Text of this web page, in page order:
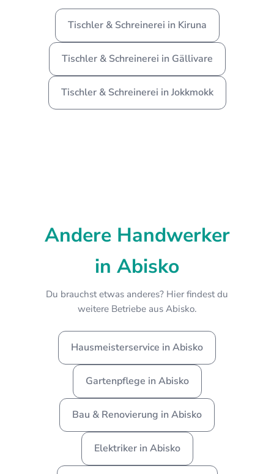
Tischler & Schreinerei in Kiruna
Tischler & Schreinerei in Gällivare
Tischler & Schreinerei in Jokkmokk
Andere Handwerker
in Abisko
Du brauchst etwas anderes? Hier findest du
weitere Betriebe aus Abisko.
Hausmeisterservice in Abisko
Gartenpflege in Abisko
Bau & Renovierung in Abisko
Elektriker in Abisko